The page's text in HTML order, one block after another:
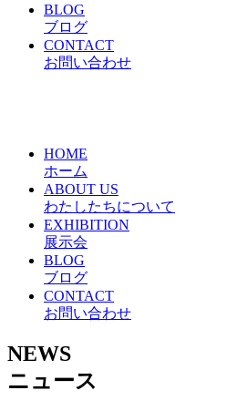
BLOG
ブログ
CONTACT
お問い合わせ
HOME
ホーム
ABOUT US
わたしたちについて
EXHIBITION
展示会
BLOG
ブログ
CONTACT
お問い合わせ
NEWS
ニュース